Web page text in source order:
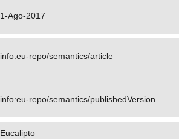
1-Ago-2017
info:eu-repo/semantics/article
info:eu-repo/semantics/publishedVersion
Eucalipto